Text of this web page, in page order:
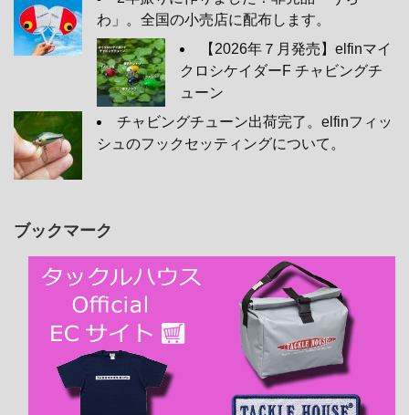
わ」。全国の小売店に配布します。
【2026年７月発売】elfinマイ
クロシケイダーF チャビングチ
ューン
チャビングチューン出荷完了。elfinフィッ
シュのフックセッティングについて。
ブックマーク